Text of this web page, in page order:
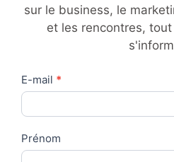
sur le business, le
et les rencontres,
Contact
Us
E-mail *
Prénom